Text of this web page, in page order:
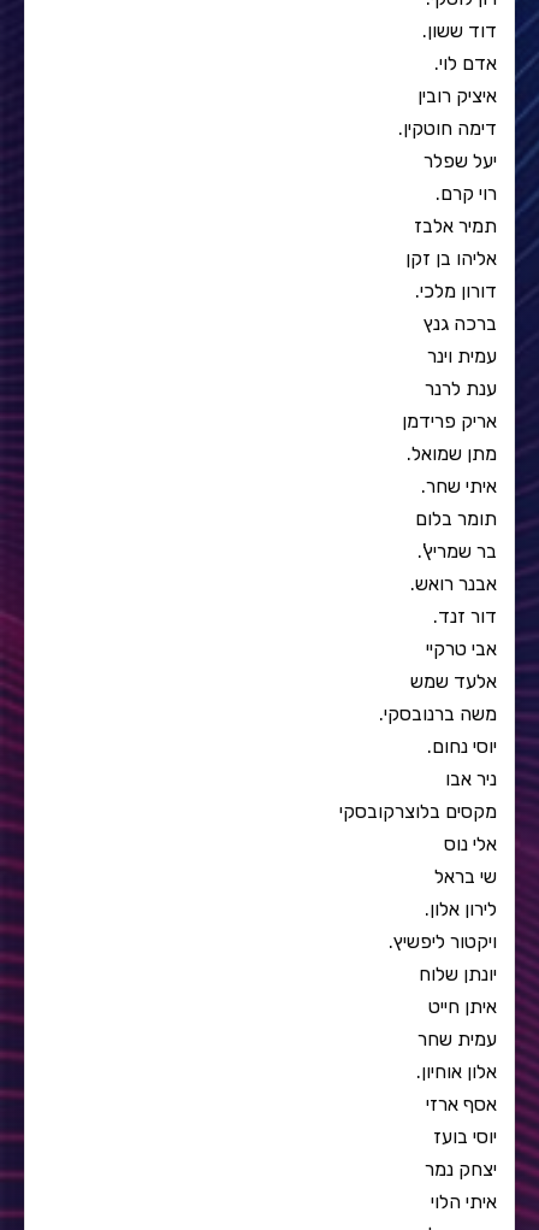
דוד ששון.
אדם לוי.
איציק רובין
דימה חוטקין.
יעל שפלר
רוי קרם.
תמיר אלבז
אליהו בן זקן
דורון מלכי.
ברכה גנץ
עמית וינר
ענת לרנר
אריק פרידמן
מתן שמואל.
איתי שחר.
תומר בלום
בר שמריץ'.
אבנר רואש.
דור זנד.
אבי טרקיי
אלעד שמש
משה ברנובסקי.
יוסי נחום.
ניר אבו
מקסים בלוצרקובסקי
אלי נוס
שי בראל
לירון אלון.
ויקטור ליפשיץ.
יונתן שלוח
איתן חייט
עמית שחר
אלון אוחיון.
אסף ארזי
יוסי בועז
יצחק נמר
איתי הלוי